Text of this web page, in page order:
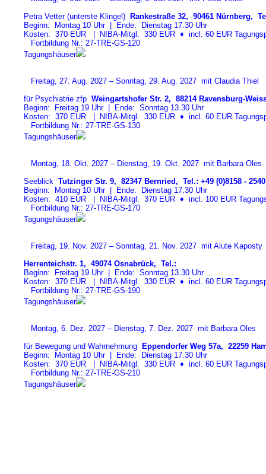
Petra Vetter (unterste Klingel)
Rankestraße 32, 90461 Nürnberg,
Beginn: Montag 10 Uhr | Ende: Dienstag 17.30 Uhr
Kosten: 370 EUR | NIBA-Mitgl. 330 EUR ♦ incl. 60 EUR
Fortbildung Nr.: 27-TRE-GS-120
Tagungshäuser
Freitag, 27. Aug. 2027 – Sonntag, 29. Aug. 2027 mit Claudia Thiel
für Psychiatrie zfp Weingartshofer Str. 2, 88214 Ravensburg-
Beginn: Freitag 19 Uhr | Ende: Sonntag 13.30 Uhr
Kosten: 370 EUR | NIBA-Mitgl. 330 EUR ♦ incl. 60 EUR
Fortbildung Nr.: 27-TRE-GS-130
Tagungshäuser
Montag, 18. Okt. 2027 – Dienstag, 19. Okt. 2027 mit Barbara Oles
Seeblick Tutzinger Str. 9, 82347 Bernried, Tel.: +49 (0)8158 - 2540
Beginn: Montag 10 Uhr | Ende: Dienstag 17.30 Uhr
Kosten: 410 EUR | NIBA-Mitgl. 370 EUR ♦ incl. 100 EUR
Fortbildung Nr.: 27-TRE-GS-170
Tagungshäuser
Freitag, 19. Nov. 2027 – Sonntag, 21. Nov. 2027 mit Alute Kaposty
Herrenteichstr. 1, 49074 Osnabrück, Tel.:
Beginn: Freitag 19 Uhr | Ende: Sonntag 13.30 Uhr
Kosten: 370 EUR | NIBA-Mitgl. 330 EUR ♦ incl. 60 EUR
Fortbildung Nr.: 27-TRE-GS-190
Tagungshäuser
Montag, 6. Dez. 2027 – Dienstag, 7. Dez. 2027 mit Barbara Oles
für Bewegung und Wahrnehmung
Eppendorfer Weg 57a, 22259
Beginn: Montag 10 Uhr | Ende: Dienstag 17.30 Uhr
Kosten: 370 EUR | NIBA-Mitgl. 330 EUR ♦ incl. 60 EUR
Fortbildung Nr.: 27-TRE-GS-210
Tagungshäuser